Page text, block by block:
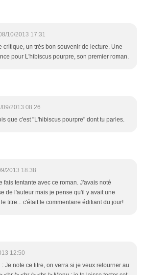
10/2013 17:31
critique, un très bon souvenir de lecture. Une
pour L'hibiscus pourpre, son premier roman.
09/2013 08:26
que c'est "L'hibiscus pourpre" dont tu parles.
2013 18:38
fais tentante avec ce roman. J'avais noté
de l'auteur mais je pense qu'il y avait une
titre... c'était le commentaire édifiant du jour!
12:50
Je note ce titre, on verra si je veux retourner au